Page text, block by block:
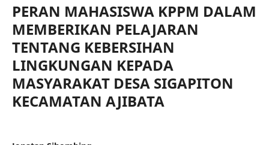
PERAN MAHASISWA KPPM DALAM
MEMBERIKAN PELAJARAN
TENTANG KEBERSIHAN
LINGKUNGAN KEPADA
MASYARAKAT DESA SIGAPITON
KECAMATAN AJIBATA